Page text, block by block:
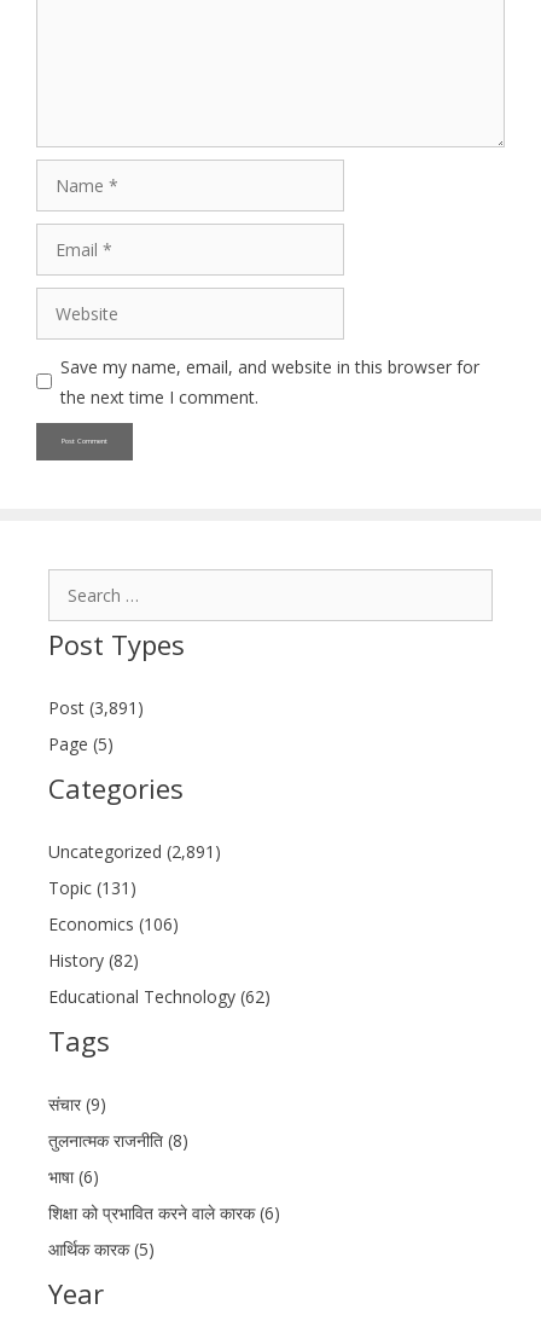
Save my name, email, and website in this browser for
the next time I comment.
Post Types
Post (3,891)
Page (5)
Categories
Uncategorized (2,891)
Topic (131)
Economics (106)
History (82)
Educational Technology (62)
Tags
संचार (9)
तुलनात्मक राजनीति (8)
भाषा (6)
शिक्षा को प्रभावित करने वाले कारक (6)
आर्थिक कारक (5)
Year